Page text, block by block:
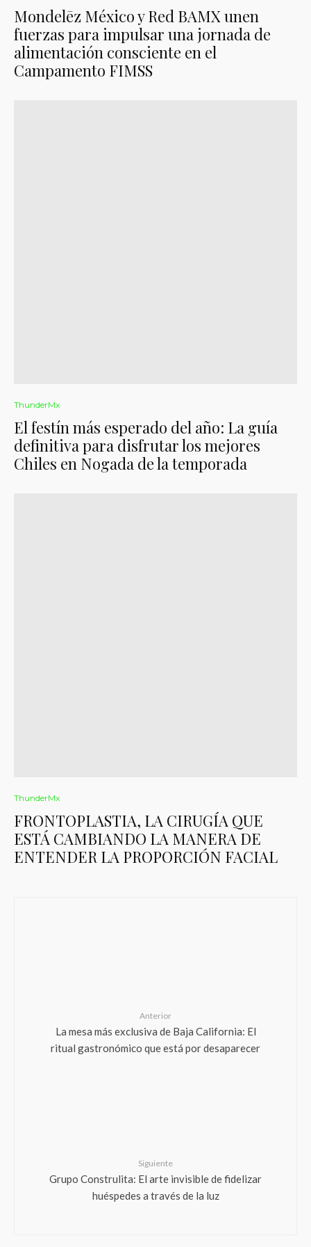
Mondelēz México y Red BAMX unen
fuerzas para impulsar una jornada de
alimentación consciente en el
Campamento FIMSS
ThunderMx
El festín más esperado del año: La guía
definitiva para disfrutar los mejores
Chiles en Nogada de la temporada
ThunderMx
FRONTOPLASTIA, LA CIRUGÍA QUE
ESTÁ CAMBIANDO LA MANERA DE
ENTENDER LA PROPORCIÓN FACIAL
Anterior
La mesa más exclusiva de Baja California: El
ritual gastronómico que está por desaparecer
Siguiente
Grupo Construlita: El arte invisible de fidelizar
huéspedes a través de la luz